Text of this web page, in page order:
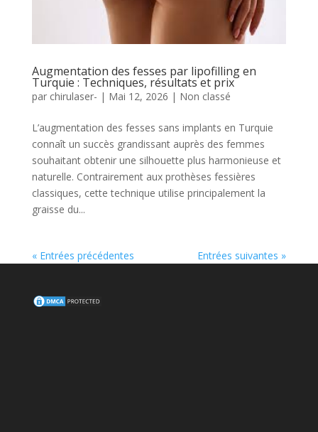
Augmentation des fesses par lipofilling en
Turquie : Techniques, résultats et prix
par chirulaser- | Mai 12, 2026 | Non classé
L’augmentation des fesses sans implants en Turquie
connaît un succès grandissant auprès des femmes
souhaitant obtenir une silhouette plus harmonieuse et
naturelle. Contrairement aux prothèses fessières
classiques, cette technique utilise principalement la
graisse du...
« Entrées précédentes Entrées suivantes »